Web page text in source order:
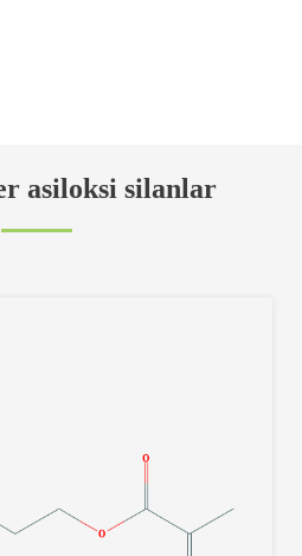
asiloksi silanlar